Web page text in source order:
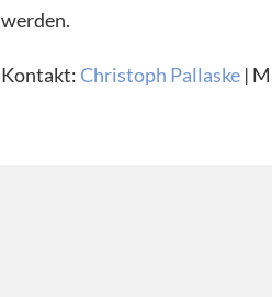
werden.
Kontakt:Christoph Pallaske |